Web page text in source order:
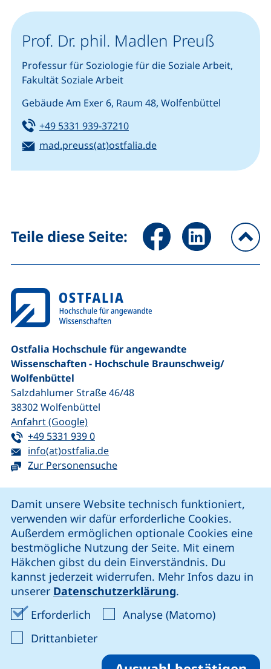
Damit unsere Website technisch funktioniert,
verwenden wir dafür erforderliche Cookies.
Außerdem ermöglichen optionale Cookies eine
bestmögliche Nutzung der Seite. Mit einem
Häkchen gibst du dein Einverständnis. Du
kannst jederzeit widerrufen. Mehr Infos dazu in
unserer Datenschutzerklärung.
Erforderlich Erforderliche Cookies akzeptieren
Analyse (Matomo)Analyse-
Drittanbieter: Cookies von Drittanbieter
Prof. Dr. phil. Madlen Preuß
Professur für Soziologie für die Soziale Arbeit,
Fakultät Soziale Arbeit
Gebäude Am Exer 6, Raum 48, Wolfenbüttel
Tel:
+49 5331 939-37210(startet einen Telefonanruf,
E-Mail:
mad.preuss(at)ostfalia.de(öffnet Ihr E-Mail-
Teile diese Seite: Seite über Facebook teilen
Seite über
Ostfalia Hochschule für angewandte
Wissenschaften - Hochschule Braunschweig/​
Wolfenbüttel
Salzdahlumer Straße 46/48
38302Wolfenbüttel
Anfahrt (Google)(externer Link, öffnet neues Fenster)
Tel:
+49 5331 939 0(startet einen Telefonanruf, wenn Ihr
E-Mail:
info(at)ostfalia.de(öffnet Ihr E-Mail-Programm)
Zur Personensuche
unsere Facebook-Seite (externer Link, öffnet neues
unsere LinkedIn-Seite (externer Link, öffnet
unsere Instagram-Seite (externer Link,
unsere YouTube-Seite (externer
Cookie-Einstellungen
Impressum
Datenschutz
Erklärung zur Barrierefreiheit